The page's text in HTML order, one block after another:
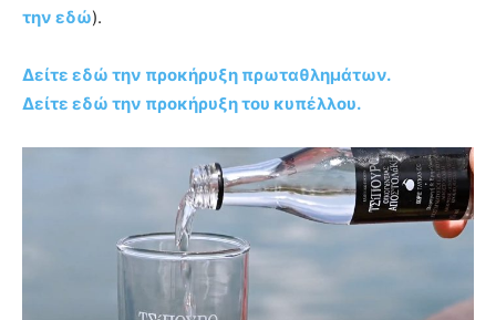
την εδώ).
Δείτε εδώ την προκήρυξη πρωταθλημάτων.
Δείτε εδώ την προκήρυξη του κυπέλλου.